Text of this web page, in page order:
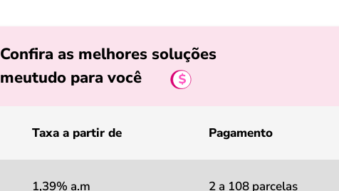
Confira as melhores soluções
meutudo para você
Taxa a partir de Pagamento
1,39% a.m 2 a 108 parcelas